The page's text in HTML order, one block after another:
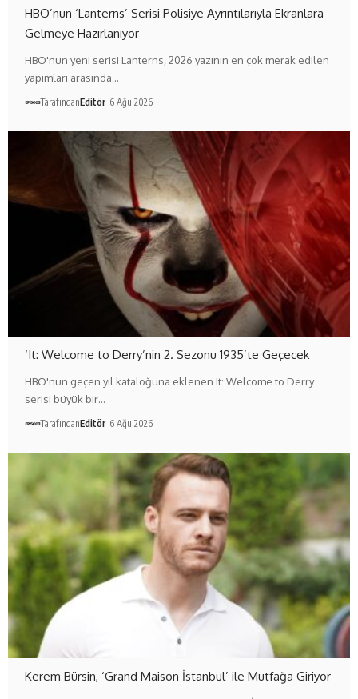
HBO’nun ‘Lanterns’ Serisi Polisiye Ayrıntılarıyla Ekranlara
Gelmeye Hazırlanıyor
HBO'nun yeni serisi Lanterns, 2026 yazının en çok merak edilen
yapımları arasında…
TarafındanEditör 6 Ağu 2026
‘It: Welcome to Derry’nin 2. Sezonu 1935’te Geçecek
HBO'nun geçen yıl kataloğuna eklenen It: Welcome to Derry
serisi büyük bir…
TarafındanEditör 6 Ağu 2026
Kerem Bürsin, ‘Grand Maison İstanbul’ ile Mutfağa Giriyor